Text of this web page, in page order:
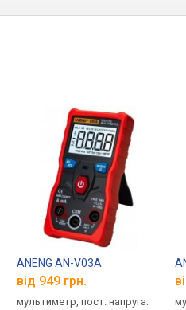
ANENG AN-V03A
від 949 грн.
мультиметр, пост. напруга: